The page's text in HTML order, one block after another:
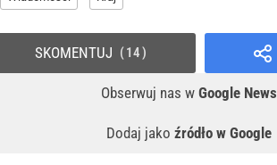
Obserwuj nas w Google News
Dodaj jako źródło w Google
SKOMENTUJ 14